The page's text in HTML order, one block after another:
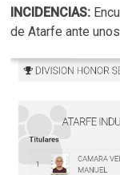
INCIDENCIAS:
de Atarfe ante